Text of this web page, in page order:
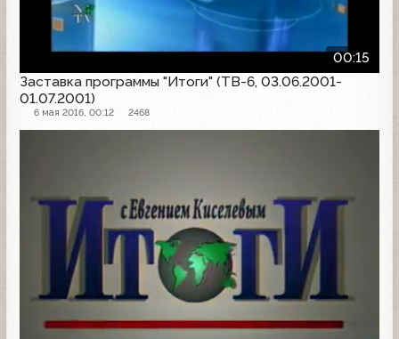
00:15
Заставка программы "Итоги" (ТВ-6, 03.06.2001-
01.07.2001)
6 мая 2016, 00:12 2468